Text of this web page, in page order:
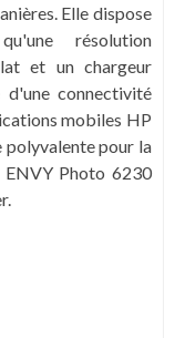
Elle dispose
résolution
et un chargeur
d'une connectivité
mobiles HP
polyvalente pour la
Photo 6230